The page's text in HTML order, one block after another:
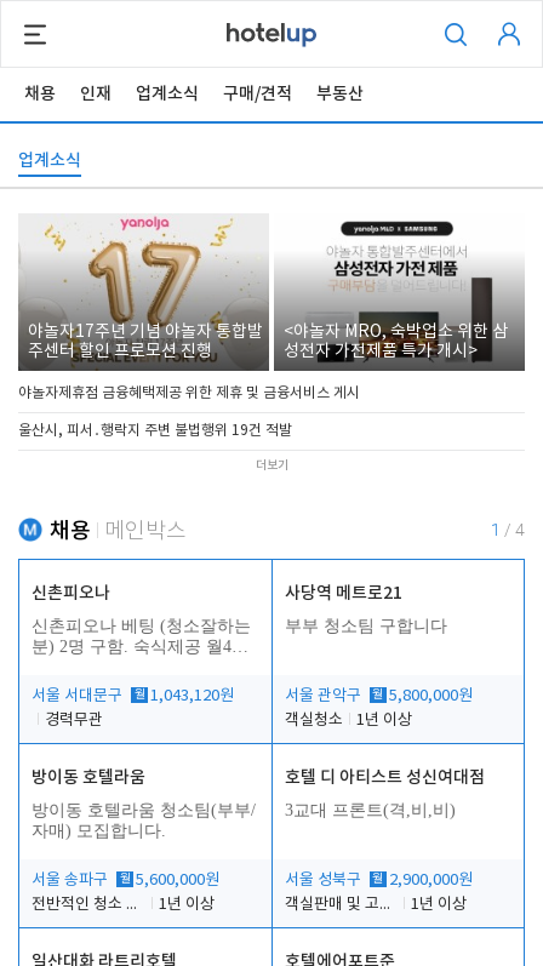
채용 인재 업계소식 구매/견적 부동산
업계소식
야놀자17주년 기념 야놀자 통합발
주센터 할인 프로모션 진행
<야놀자 MRO, 숙박업소 위한 삼
성전자 가전제품 특가 개시>
야놀자제휴점 금융혜택제공 위한 제휴 및 금융서비스 게시
울산시, 피서․행락지 주변 불법행위 19건 적발
더보기
채용 메인박스 1 / 4
신촌피오나
신촌피오나 베팅 (청소잘하는
분) 2명 구함. 숙식제공 월4회
서울 서대문구
월 1,043,120원
경력무관
사당역 메트로21
부부 청소팀 구합니다
서울 관악구 월 5,800,000원
객실청소
1년 이상
방이동 호텔라움
방이동 호텔라움 청소팀(부부/
자매) 모집합니다.
서울 송파구 월 5,600,000원
전반적인 청소 업무(객실청소.객실정리)
1년 이상
호텔 디 아티스트 성신여대점
3교대 프론트(격,비,비)
서울 성북구 월 2,900,000원
객실판매 및 고객응대
1년 이상